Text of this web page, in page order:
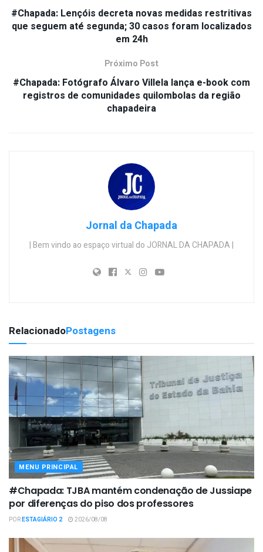
#Chapada: Lençóis decreta novas medidas restritivas
que seguem até segunda; 30 casos foram localizados
em 24h
Próximo Post
#Chapada: Fotógrafo Álvaro Villela lança e-book com
registros de comunidades quilombolas da região
chapadeira
Jornal da Chapada
| Bem vindo ao espaço virtual do JORNAL DA CHAPADA |
RelacionadoPostagens
MENU PRINCIPAL
#Chapada: TJBA mantém condenação de Jussiape
por diferenças do piso dos professores
PORESTAGIÁRIO 2 2026/08/08